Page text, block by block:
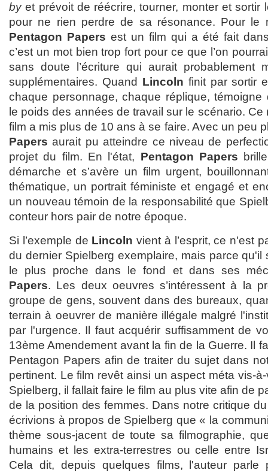
byet prévoit de réécrire, tourner, monter et sortir
pour ne rien perdre de sa résonance. Pour le
Pentagon Papers est un film qui a été fait
c’est un mot bien trop fort pour ce que l’on
sans doute l’écriture qui aurait probablement
supplémentaires. Quand Lincoln finit par sortir
chaque personnage, chaque réplique, témoigne
le poids des années de travail sur le scénario.
film a mis plus de 10 ans à se faire. Avec un peu
Papers aurait pu atteindre ce niveau de
projet du film. En l'état, Pentagon Papers
démarche et s’avère un film urgent,
thématique, un portrait féministe et engagé et
un nouveau témoin de la responsabilité que
conteur hors pair de notre époque.
Si l’exemple de Lincoln vient à l’esprit, ce n'est
du dernier Spielberg exemplaire, mais parce
le plus proche dans le fond et dans ses
Papers. Les deux oeuvres s’intéressent à la
groupe de gens, souvent dans des bureaux,
terrain à oeuvrer de manière illégale malgré
par l'urgence. Il faut acquérir suffisamment de
13ème Amendement avant la fin de la Guerre. Il
Pentagon Papers afin de traiter du sujet dans
pertinent. Le film revêt ainsi un aspect méta vis-
Spielberg, il fallait faire le film au plus vite afin de
de la position des femmes. Dans notre critique
écrivions à propos de Spielberg que « la
thème sous-jacent de toute sa filmographie,
humains et les extra-terrestres ou celle entre
Cela dit, depuis quelques films, l'auteur parle